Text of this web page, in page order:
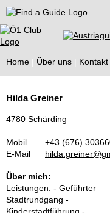
Find a Guide
Home Über uns Kontakt
Guides
Hilda Greiner
4780 Schärding
Mobil
+43 (676)
E-Mail
Über mich:
Leistungen: - Geführter
Stadtrundgang -